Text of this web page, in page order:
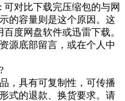
对比下载完压缩包的与网
的容量则是这个原因。这
度网盘软件或迅雷下载。
源底部留言，或在个人中
，具有可复制性，可传播
式的退款、换货要求。请